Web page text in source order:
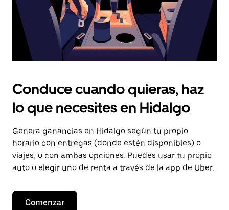
Conduce cuando quieras, haz
lo que necesites en Hidalgo
Genera ganancias en Hidalgo según tu propio
horario con entregas (donde estén disponibles) o
viajes, o con ambas opciones. Puedes usar tu propio
auto o elegir uno de renta a través de la app de Uber.
Comenzar